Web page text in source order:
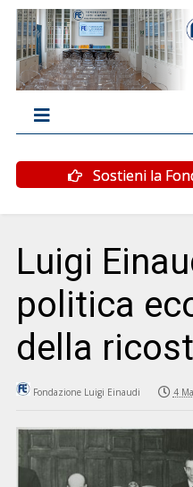
Sostieni la
Luigi
politica
della
Fondazione Luigi Einaudi 4